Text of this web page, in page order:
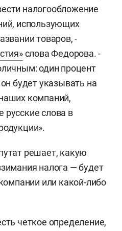
налогообложение
использующих
товаров, -
слова Федорова. -
один процент
будет указывать на
компаний,
слова в
решает, какую
налога — будет
или какой-либо
четкое определение,